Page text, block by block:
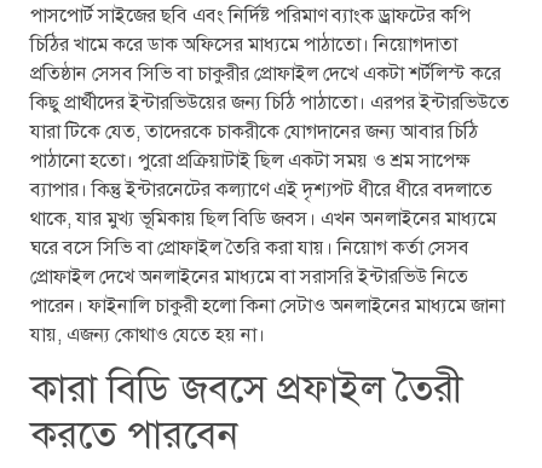
পাসপোর্ট সাইজের ছবি এবং নির্দিষ্ট পরিমাণ ব্যাংক ড্রাফটের কপি
চিঠির খামে করে ডাক অফিসের মাধ্যমে পাঠাতো। নিয়োগদাতা
প্রতিষ্ঠান সেসব সিভি বা চাকুরীর প্রোফাইল দেখে একটা শর্টলিস্ট করে
কিছু প্রার্থীদের ইন্টারভিউয়ের জন্য চিঠি পাঠাতো। এরপর ইন্টারভিউতে
যারা টিকে যেত, তাদেরকে চাকরীকে যোগদানের জন্য আবার চিঠি
পাঠানো হতো। পুরো প্রক্রিয়াটাই ছিল একটা সময় ও শ্রম সাপেক্ষ
ব্যাপার। কিন্তু ইন্টারনেটের কল্যাণে এই দৃশ্যপট ধীরে ধীরে বদলাতে
থাকে, যার মুখ্য ভূমিকায় ছিল বিডি জবস। এখন অনলাইনের মাধ্যমে
ঘরে বসে সিভি বা প্রোফাইল তৈরি করা যায়। নিয়োগ কর্তা সেসব
প্রোফাইল দেখে অনলাইনের মাধ্যমে বা সরাসরি ইন্টারভিউ নিতে
পারেন। ফাইনালি চাকুরী হলো কিনা সেটাও অনলাইনের মাধ্যমে জানা
যায়, এজন্য কোথাও যেতে হয় না।
কারা বিডি জবসে প্রফাইল তৈরী
করতে পারবেন